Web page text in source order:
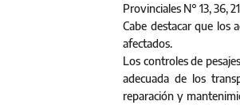
Provinciales N° 13, 36,
Cabe destacar que los
afectados.
Los controles de
adecuada de los
reparación y